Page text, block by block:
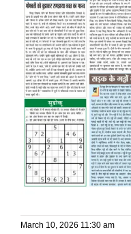
March 10, 2026 11:30 am